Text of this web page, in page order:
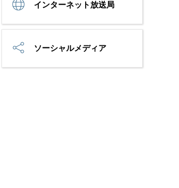
インターネット放送局
ソーシャルメディア